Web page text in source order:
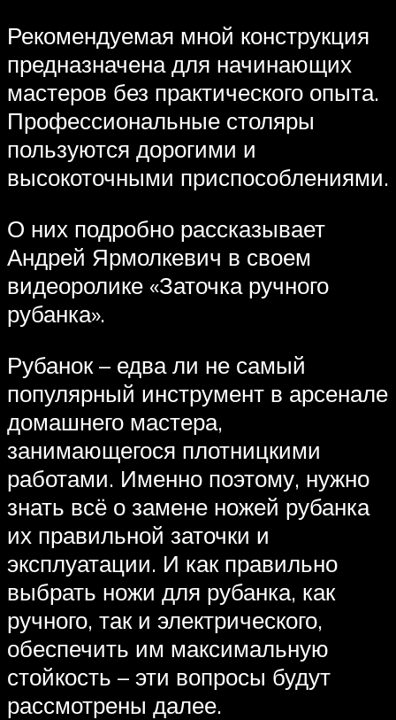
Рекомендуемая мной конструкция
предназначена для начинающих
мастеров без практического опыта.
Профессиональные столяры
пользуются дорогими и
высокоточными приспособлениями.
О них подробно рассказывает
Андрей Ярмолкевич в своем
видеоролике «Заточка ручного
рубанка».
Рубанок – едва ли не самый
популярный инструмент в арсенале
домашнего мастера,
занимающегося плотницкими
работами. Именно поэтому, нужно
знать всё о замене ножей рубанка
их правильной заточки и
эксплуатации. И как правильно
выбрать ножи для рубанка, как
ручного, так и электрического,
обеспечить им максимальную
стойкость – эти вопросы будут
рассмотрены далее.